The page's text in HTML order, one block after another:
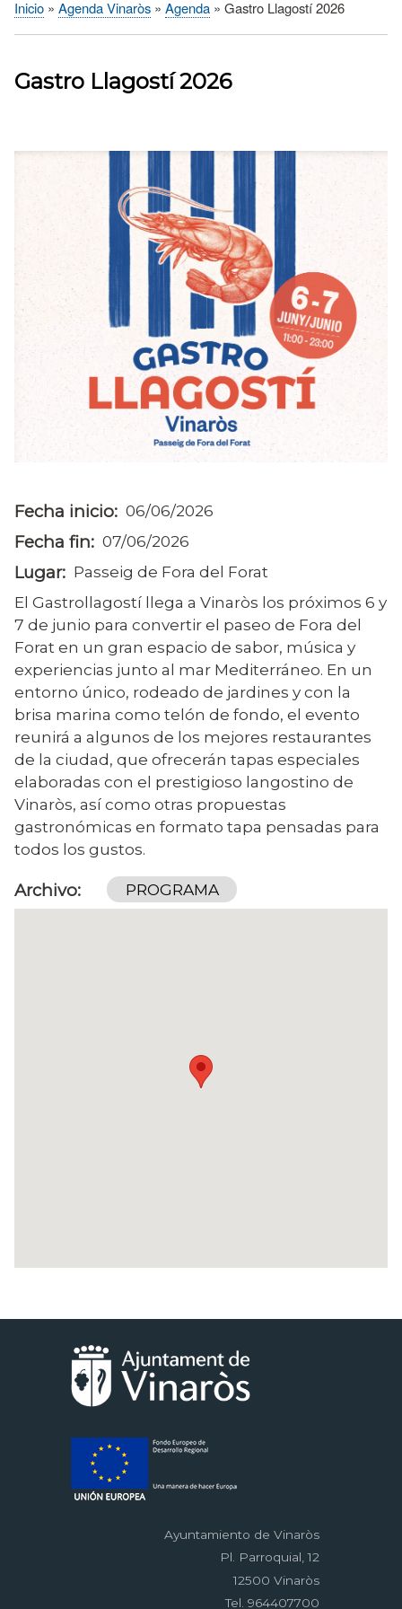
Sobrescribir
de
ayuda
navegación
Inicio Agenda Vinaròs Agenda Gastro Llagostí 2026
Gastro Llagostí 2026
Fecha inicio 06/06/2026
Fecha fin 07/06/2026
Lugar
Passeig de Fora del Forat
El Gastrollagostí llega a Vinaròs los próximos 6 y
7 de junio para convertir el paseo de Fora del
Forat en un gran espacio de sabor, música y
experiencias junto al mar Mediterráneo. En un
entorno único, rodeado de jardines y con la
brisa marina como telón de fondo, el evento
reunirá a algunos de los mejores restaurantes
de la ciudad, que ofrecerán tapas especiales
elaboradas con el prestigioso langostino de
Vinaròs, así como otras propuestas
gastronómicas en formato tapa pensadas para
todos los gustos.
Archivo PROGRAMA
Ayuntamiento de Vinaròs
Pl. Parroquial, 12
12500 Vinaròs
Tel. 964407700